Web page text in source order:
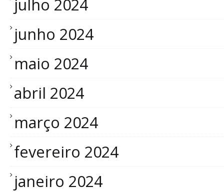
julho 2024
junho 2024
maio 2024
abril 2024
março 2024
fevereiro 2024
janeiro 2024